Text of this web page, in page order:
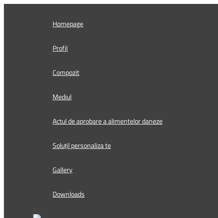
Homepage
Profil
Compozit
Mediul
Actul de aprobare a alimentelor daneze
Soluțil personaliza te
Gallery
Downloads